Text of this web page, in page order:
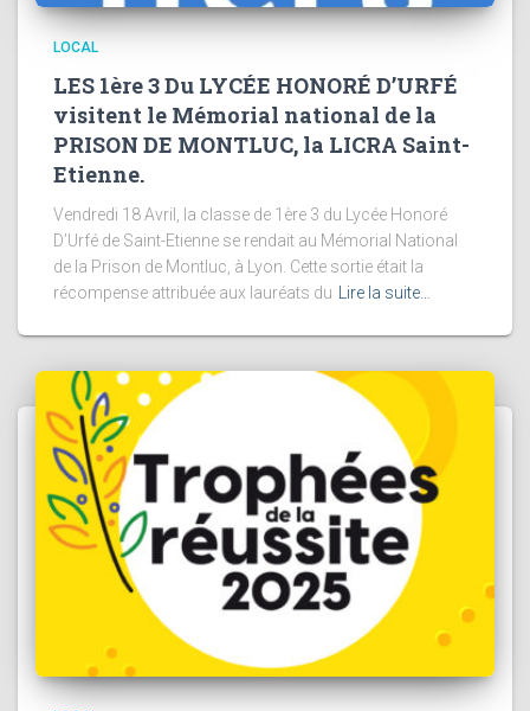
LOCAL
LES 1ère 3 Du LYCÉE HONORÉ D’URFÉ
visitent le Mémorial national de la
PRISON DE MONTLUC, la LICRA Saint-
Etienne.
Vendredi 18 Avril, la classe de 1ère 3 du Lycée Honoré
D’Urfé de Saint-Etienne se rendait au Mémorial National
de la Prison de Montluc, à Lyon. Cette sortie était la
récompense attribuée aux lauréats du
Lire la suite…